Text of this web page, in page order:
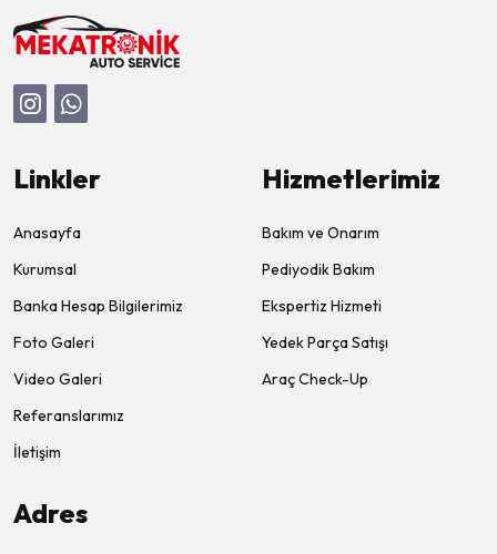
Linkler
Anasayfa
Kurumsal
Banka Hesap Bilgilerimiz
Foto Galeri
Video Galeri
Referanslarımız
İletişim
Hizmetlerimiz
Bakım ve Onarım
Pediyodik Bakım
Ekspertiz Hizmeti
Yedek Parça Satışı
Araç Check-Up
Adres